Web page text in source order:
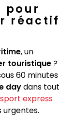
pour
réactif
, un
touristique?
60 minutes
daydans tout
express
urgentes.